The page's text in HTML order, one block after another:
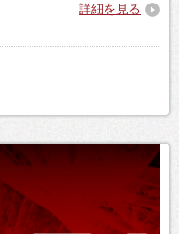
詳細を見る